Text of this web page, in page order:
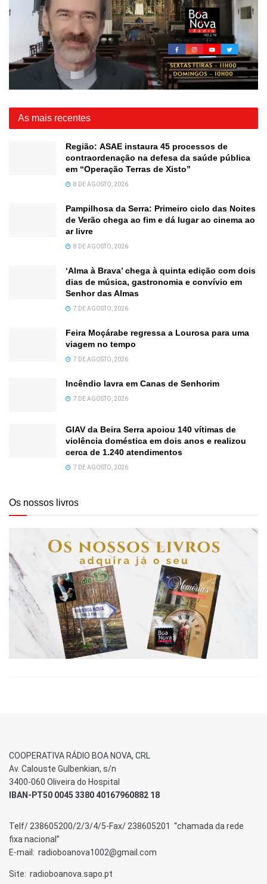
As mais recentes
Região: ASAE instaura 45 processos de
contraordenação na defesa da saúde pública
em “Operação Terras de Xisto”
8 DE AGOSTO, 2026
Pampilhosa da Serra: Primeiro ciclo das Noites
de Verão chega ao fim e dá lugar ao cinema ao
ar livre
8 DE AGOSTO, 2026
‘Alma à Brava’ chega à quinta edição com dois
dias de música, gastronomia e convívio em
Senhor das Almas
7 DE AGOSTO, 2026
Feira Moçárabe regressa a Lourosa para uma
viagem no tempo
7 DE AGOSTO, 2026
Incêndio lavra em Canas de Senhorim
7 DE AGOSTO, 2026
GIAV da Beira Serra apoiou 140 vítimas de
violência doméstica em dois anos e realizou
cerca de 1.240 atendimentos
7 DE AGOSTO, 2026
Os nossos livros
COOPERATIVA RÁDIO BOA NOVA, CRL
Av. Calouste Gulbenkian, s/n
3400-060 Oliveira do Hospital
IBAN-PT50 0045 3380 40167960882 18
Telf/ 238605200/2/3/4/5-Fax/ 238605201 “chamada da rede
fixa nacional”
E-mail: radioboanova1002@gmail.com
Site: radioboanova.sapo.pt